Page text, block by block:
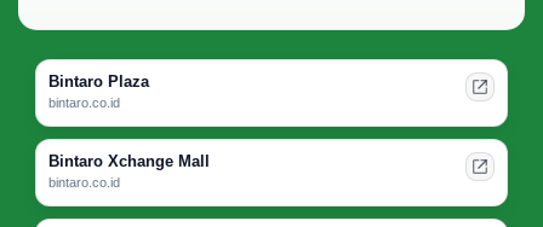
Bintaro Plaza
bintaro.co.id
Bintaro Xchange Mall
bintaro.co.id